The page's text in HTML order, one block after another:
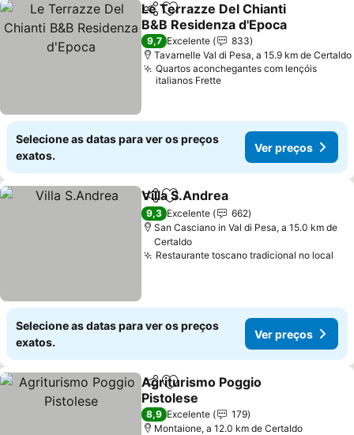
PartilharAdicionar aos favoritos
Le Terrazze Del Chianti
B&B Residenza d'Epoca
Ver preços
9,7 Excelente
833
Tavarnelle Val di Pesa, a 15.9 km de Certaldo
Quartos aconchegantes com lençóis
italianos Frette
Selecione as datas para ver os preços
exatos.
Ver preços
PartilharAdicionar aos favoritos
Villa S.Andrea
9,3 Excelente
662
San Casciano in Val di Pesa, a 15.0 km de
Certaldo
Restaurante toscano tradicional no local
Selecione as datas para ver os preços
exatos.
Ver preços
PartilharAdicionar aos favoritos
Agriturismo Poggio
Pistolese
Ver preços
8,9 Excelente
179
Montaione, a 12.0 km de Certaldo